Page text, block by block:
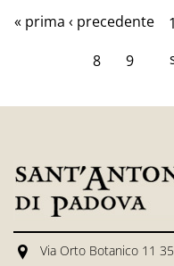
« prima ‹ precedente 1
8
9
Via Orto Botanico 11